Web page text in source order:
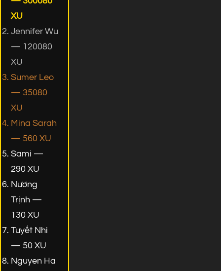
XU
Jennifer Wu
— 120080
XU
Sumer Leo
— 35080
XU
Mina Sarah
— 560 XU
Sami —
290 XU
Nương
Trịnh —
130 XU
Tuyết Nhi
— 50 XU
Nguyen Ha